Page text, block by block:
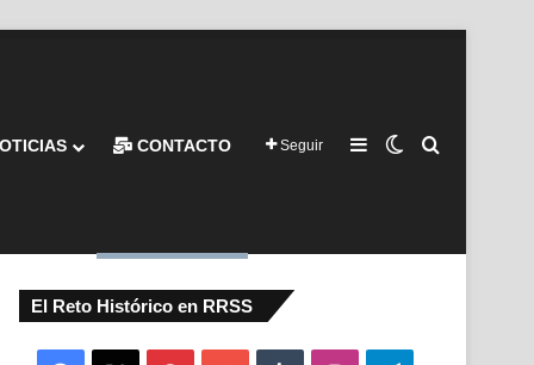
CONTACTO Seguir Barra lateral
Switch skin
El Reto Histórico en RRSS